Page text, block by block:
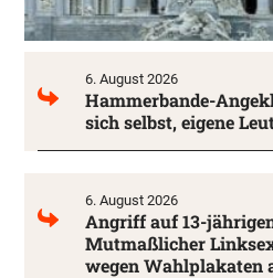
6. August 2026
Hammerbande-
sich selbst, eigene
6. August 2026
Angriff auf 13-
Mutmaßlicher
wegen Wahlplakaten